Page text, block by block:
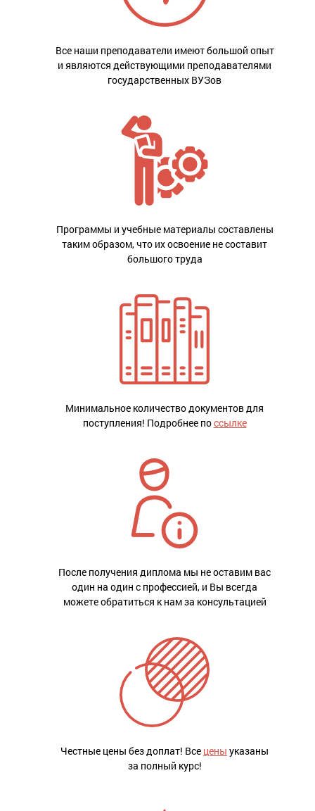
Все наши преподаватели имеют большой опыт
и являются действующими преподавателями
государственных ВУЗов
Программы и учебные материалы составлены
таким образом, что их освоение не составит
большого труда
Минимальное количество документов для
поступления! Подробнее поссылке
После получения диплома мы не оставим вас
один на один с профессией, и Вы всегда
можете обратиться к нам за консультацией
Честные цены без доплат! Все цены указаны
за полный курс!